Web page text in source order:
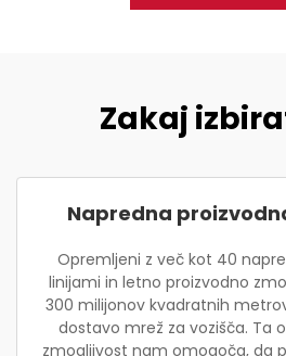
Zakaj
Napredna
Opremljeni z več kot 40
linijami in letno proizvodno
300 milijonov kvadratnih
dostavo mrež za vozišča. Ta
zmogljivost nam omogoča, da